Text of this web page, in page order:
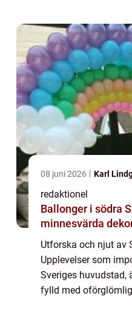
ett ...
08 juni 2026 Karl
redaktionel
Ballonger i södra
minnesvärda
Utforska och njut av
Upplevelser som
Sveriges huvudstad,
fylld med